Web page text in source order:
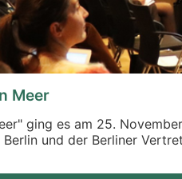
Meer
ging es am 25.
und der Berliner